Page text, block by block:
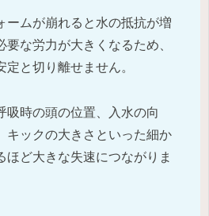
ームが崩れると水の抵抗が増
要な労力が大きくなるため、
と切り離せません。
吸時の頭の位置、入水の向
キックの大きさといった細か
ほど大きな失速につながりま